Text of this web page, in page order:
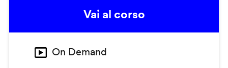
Vai al corso
On Demand